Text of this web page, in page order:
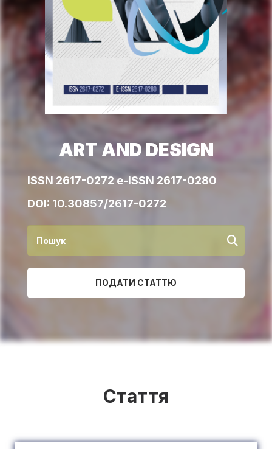
ART AND DESIGN
ISSN 2617-0272 e-ISSN 2617-0280
DOI: 10.30857/2617-0272
ПОДАТИ СТАТТЮ
Стаття